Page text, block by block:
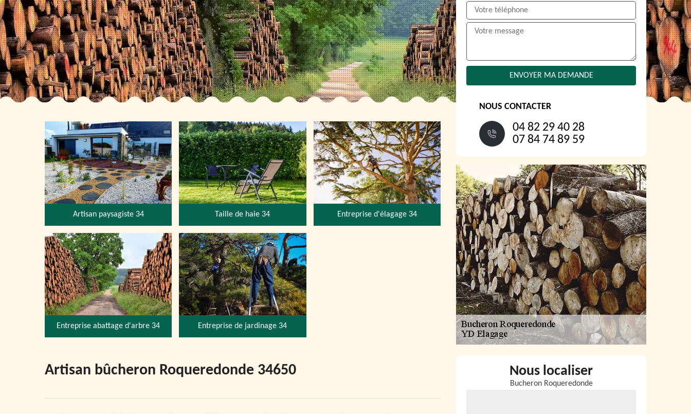
Artisan paysagiste 34 Taille de haie 34 Entreprise d'élagage 34
Entreprise abattage d'arbre 34 Entreprise de jardinage 34
Artisan bûcheron Roqueredonde 34650
NOUS CONTACTER
04 82 29 40 28
07 84 74 89 59
Nous localiser
Bucheron Roqueredonde